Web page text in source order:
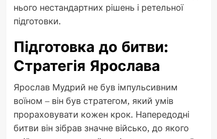
нього нестандартних рішень і ретельної
підготовки.
Підготовка до битви:
Стратегія Ярослава
Ярослав Мудрий не був імпульсивним
воїном – він був стратегом, який умів
прораховувати кожен крок. Напередодні
битви він зібрав значне військо, до якого